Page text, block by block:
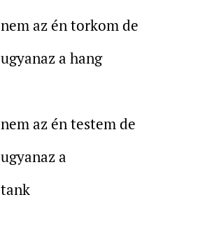
nem az én torkom de
ugyanaz a hang
nem az én testem de
ugyanaz a
tank